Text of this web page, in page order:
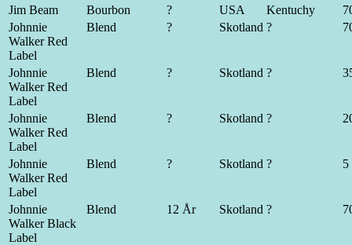
Jim Beam Bourbon ? USA Kentuchy
Johnnie
Walker Red
Label
Blend ? Skotland ?
Johnnie
Walker Red
Label
Blend ? Skotland ?
Johnnie
Walker Red
Label
Blend ? Skotland ?
Johnnie
Walker Red
Label
Blend ? Skotland ? 5
Johnnie
Walker Black
Label
Blend 12 År Skotland ?